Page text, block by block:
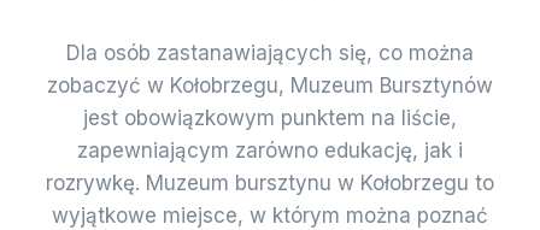
Dla osób zastanawiających się, co można
zobaczyć w Kołobrzegu, Muzeum Bursztynów
jest obowiązkowym punktem na liście,
zapewniającym zarówno edukację, jak i
rozrywkę. Muzeum bursztynu w Kołobrzegu to
wyjątkowe miejsce, w którym można poznać